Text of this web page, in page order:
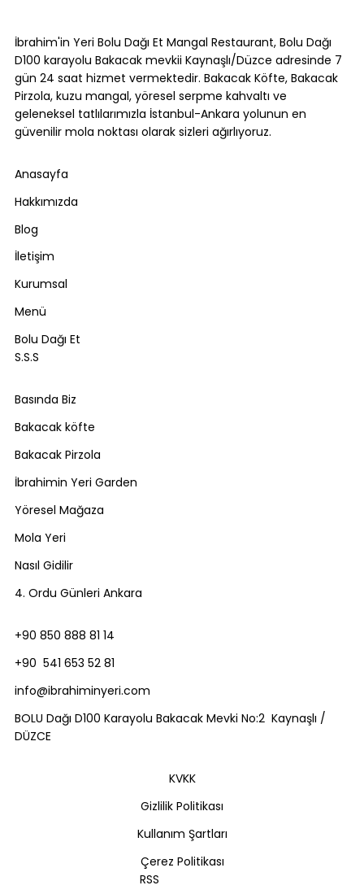
Karadeniz'in Batı Ucunda Ne Var?
İbrahim'in Yeri Bolu Dağı Et Mangal Restaurant, Bolu Dağı
D100 karayolu Bakacak mevkii Kaynaşlı/Düzce adresinde 7
gün 24 saat hizmet vermektedir. Bakacak Köfte, Bakacak
Pirzola, kuzu mangal, yöresel serpme kahvaltı ve
geleneksel tatlılarımızla İstanbul-Ankara yolunun en
güvenilir mola noktası olarak sizleri ağırlıyoruz.
Anasayfa
Hakkımızda
Blog
İletişim
Kurumsal
Menü
Bolu Dağı Et
S.S.S
Basında Biz
Bakacak köfte
Bakacak Pirzola
İbrahimin Yeri Garden
Yöresel Mağaza
Mola Yeri
Nasıl Gidilir
4. Ordu Günleri Ankara
+90 850 888 81 14
+90 541 653 52 81
info@ibrahiminyeri.com
BOLU Dağı D100 Karayolu Bakacak Mevki No:2 Kaynaşlı /
DÜZCE
KVKK
Gizlilik Politikası
Kullanım Şartları
Çerez Politikası
RSS